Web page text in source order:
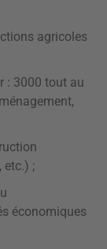
agricoles
: 3000 tout au
etc.) ;
économiques